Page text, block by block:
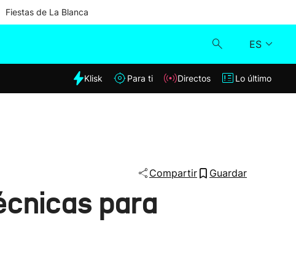
Fiestas de La Blanca
ES
Klisk
Klisk Para ti Directos Lo último
Compartir Guardar
para